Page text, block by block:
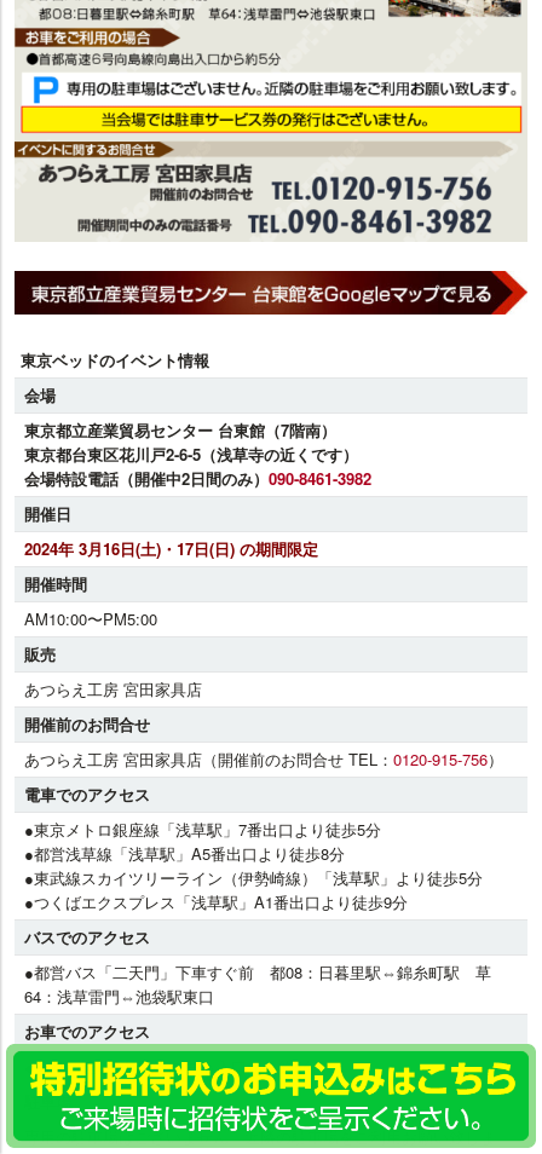
東京ベッドのイベント情報
会場
東京都立産業貿易センター 台東館（7階南）
東京都台東区花川戸2-6-5（浅草寺の近くです）
会場特設電話（開催中2日間のみ） 090-8461-3982
開催日
2024年 3月16日(土)・17日(日) の期間限定
開催時間
AM10:00〜PM5:00
販売
あつらえ工房 宮田家具店
開催前のお問合せ
あつらえ工房 宮田家具店（開催前のお問合せ TEL： 0120-915-756）
電車でのアクセス
●東京メトロ銀座線「浅草駅」7番出口より徒歩5分
●都営浅草線「浅草駅」A5番出口より徒歩8分
●東武線スカイツリーライン（伊勢崎線）「浅草駅」より徒歩5分
●つくばエクスプレス「浅草駅」A1番出口より徒歩9分
バスでのアクセス
●都営バス「二天門」下車すぐ前 都08：日暮里駅⇔錦糸町駅 草
64：浅草雷門⇔池袋駅東口
お車でのアクセス
●首都高速6号向島線向島出入口から約5分
駐車場
専用の駐車場はございません。近隣の駐車場をご利用お願い致しま